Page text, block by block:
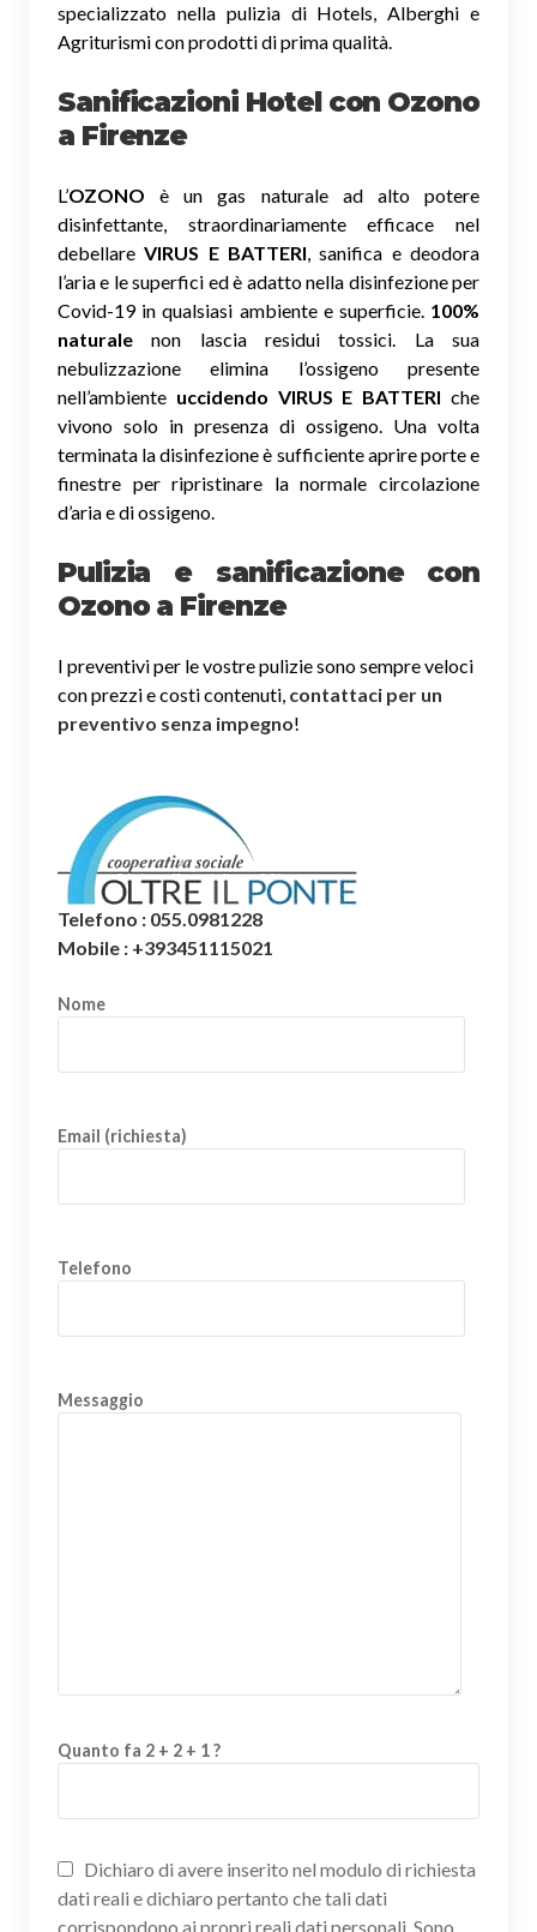
specializzato nella pulizia di Hotels, Alberghi e
Agriturismi con prodotti di prima qualità.
Sanificazioni Hotel con Ozono
a Firenze
L’OZONO è un gas naturale ad alto potere
disinfettante, straordinariamente efficace nel
debellareVIRUS E BATTERI, sanifica e deodora
l’aria e le superfici ed è adatto nella disinfezione per
Covid-19 in qualsiasi ambiente e superficie. 100%
naturale non lascia residui tossici. La sua
nebulizzazione elimina l’ossigeno presente
nell’ambiente uccidendo VIRUS E BATTERI che
vivono solo in presenza di ossigeno. Una volta
terminata la disinfezione è sufficiente aprire porte e
finestre per ripristinare la normale circolazione
d’aria e di ossigeno.
Pulizia e sanificazione con
Ozono a Firenze
I preventivi per le vostre pulizie sono sempre veloci
con prezzi e costi contenuti, contattaci per un
preventivo senza impegno!
Telefono : 055.0981228
Mobile : +393451115021
Nome
Email (richiesta)
Telefono
Messaggio
Quanto fa 2 + 2 + 1 ?
Dichiaro di avere inserito nel modulo di richiesta
dati reali e dichiaro pertanto che tali dati
corrispondono ai propri reali dati personali. Sono